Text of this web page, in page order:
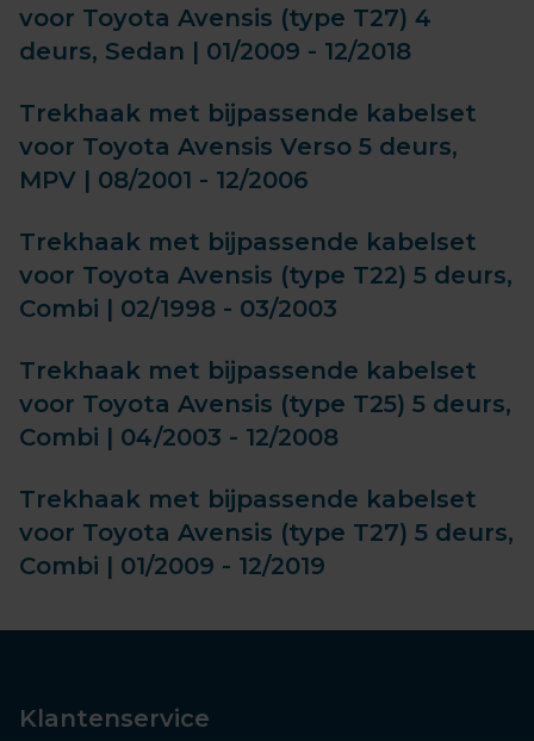
voor Toyota Avensis (type T27) 4
deurs, Sedan | 01/2009 - 12/2018
Trekhaak met bijpassende kabelset
voor Toyota Avensis Verso 5 deurs,
MPV | 08/2001 - 12/2006
Trekhaak met bijpassende kabelset
voor Toyota Avensis (type T22) 5 deurs,
Combi | 02/1998 - 03/2003
Trekhaak met bijpassende kabelset
voor Toyota Avensis (type T25) 5 deurs,
Combi | 04/2003 - 12/2008
Trekhaak met bijpassende kabelset
voor Toyota Avensis (type T27) 5 deurs,
Combi | 01/2009 - 12/2019
Klantenservice